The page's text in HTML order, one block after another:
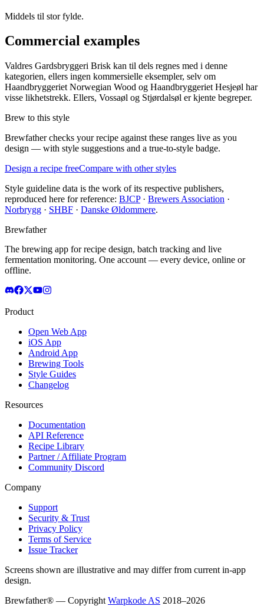
Middels til stor fylde.
Commercial examples
Valdres Gardsbryggeri Brisk kan til dels regnes med i denne
kategorien, ellers ingen kommersielle eksempler, selv om
Haandbryggeriet Norwegian Wood og Haandbryggeriet Hesjeøl har
visse likhetstrekk. Ellers, Vossaøl og Stjørdalsøl er kjente begreper.
Brew to this style
Brewfather checks your recipe against these ranges live as you
design — with style suggestions and a true-to-style badge.
Design a recipe freeCompare with other styles
Style guideline data is the work of its respective publishers,
reproduced here for reference: BJCP· Brewers Association ·
Norbrygg · SHBF · Danske Øldommere.
Brewfather
The brewing app for recipe design, batch tracking and live
fermentation monitoring. One account — every device, online or
offline.
Product
Open Web App
iOS App
Android App
Brewing Tools
Style Guides
Changelog
Resources
Documentation
API Reference
Recipe Library
Partner / Affiliate Program
Community Discord
Company
Support
Security & Trust
Privacy Policy
Terms of Service
Issue Tracker
Screens shown are illustrative and may differ from current in-app
design.
Brewfather® — Copyright Warpkode AS 2018–2026